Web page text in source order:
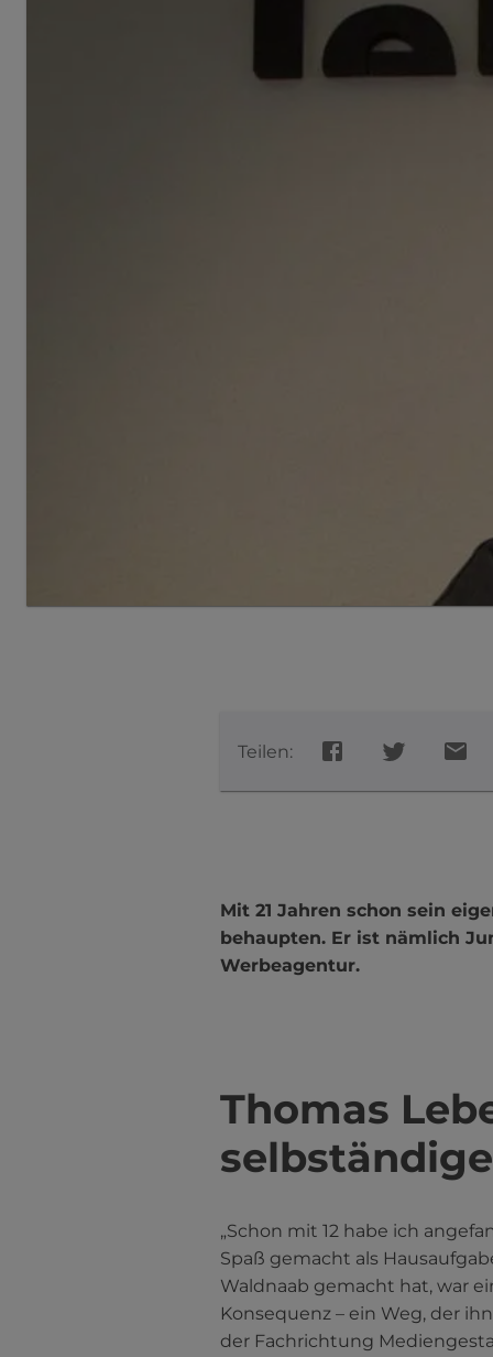
Teilen:
Mit 21 Jahren schon sein
behaupten. Er ist nämlich
Werbeagentur.
Thomas
„Schon mit 12 habe ich
Spaß gemacht als
Waldnaab gemacht hat, war
Konsequenz – ein Weg, der
der Fachrichtung